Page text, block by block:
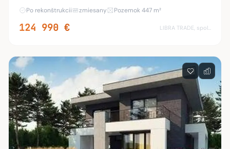
rekonštrukciou v r.2023. Plocha: pozemku 447m2.
Po rekonštrukcii zmiesany Pozemok 447 m²
124 990 € LIBRA TRADE, spol.s.r.o.